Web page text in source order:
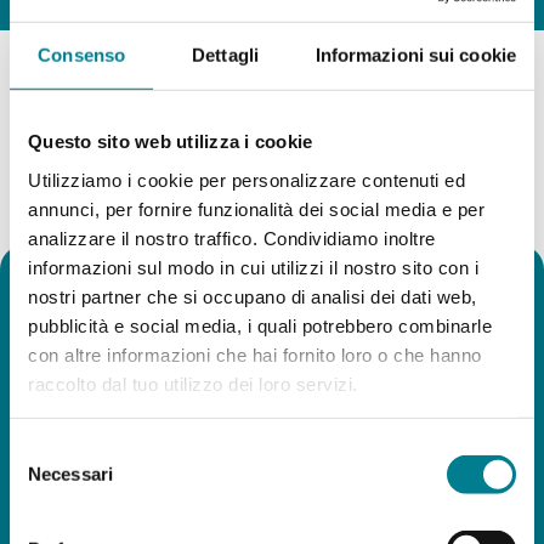
Consenso Dettagli Informazioni sui cookie
Questo sito web utilizza i cookie
Utilizziamo i cookie per personalizzare contenuti ed
annunci, per fornire funzionalità dei social media e per
analizzare il nostro traffico. Condividiamo inoltre
informazioni sul modo in cui utilizzi il nostro sito con i
nostri partner che si occupano di analisi dei dati web,
pubblicità e social media, i quali potrebbero combinarle
con altre informazioni che hai fornito loro o che hanno
raccolto dal tuo utilizzo dei loro servizi.
delNecessari
Nothing Found
CONTACTS
Via delle scuole 7 / CP 442